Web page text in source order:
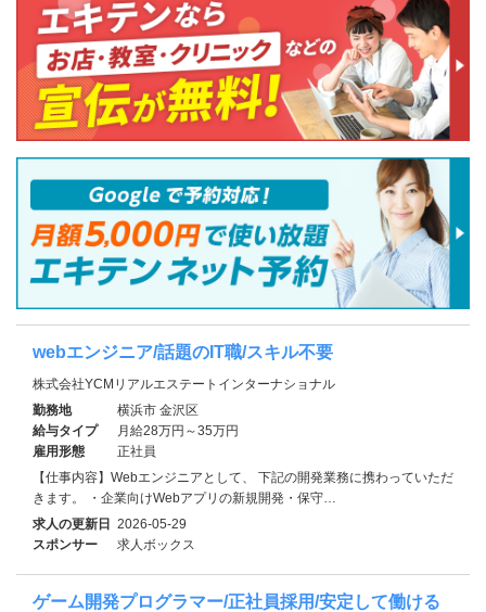
webエンジニア/話題のIT職/スキル不要
株式会社YCMリアルエステートインターナショナル
勤務地
横浜市 金沢区
給与タイプ
月給28万円～35万円
雇用形態
正社員
【仕事内容】Webエンジニアとして、 下記の開発業務に携わっていただ
きます。 ・企業向けWebアプリの新規開発・保守…
求人の更新日 2026-05-29
スポンサー
求人ボックス
ゲーム開発プログラマー/正社員採用/安定して働ける